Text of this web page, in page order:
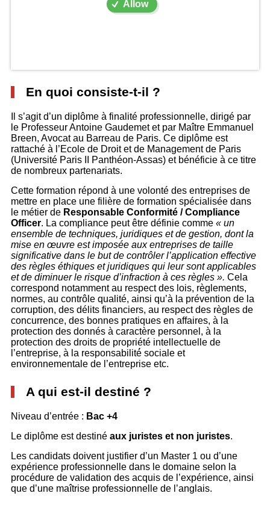
Allow
En quoi consiste-t-il ?
Il s’agit d’un diplôme à finalité professionnelle, dirigé par
le Professeur Antoine Gaudemet et par Maître Emmanuel
Breen, Avocat au Barreau de Paris. Ce diplôme est
rattaché à l’Ecole de Droit et de Management de Paris
(Université Paris II Panthéon-Assas) et bénéficie à ce titre
de nombreux partenariats.
Cette formation répond à une volonté des entreprises de
mettre en place une filière de formation spécialisée dans
le métier de Responsable Conformité / Compliance
Officer. La compliance peut être définie comme « un
ensemble de techniques, juridiques et de gestion, dont la
mise en œuvre est imposée aux entreprises de taille
significative dans le but de contrôler l’application effective
des règles éthiques et juridiques qui leur sont applicables
et de diminuer le risque d’infraction à ces règles». Cela
correspond notamment au respect des lois, règlements,
normes, au contrôle qualité, ainsi qu’à la prévention de la
corruption, des délits financiers, au respect des règles de
concurrence, des bonnes pratiques en affaires, à la
protection des donnés à caractère personnel, à la
protection des droits de propriété intellectuelle de
l’entreprise, à la responsabilité́ sociale et
environnementale de l’entreprise etc.
A qui est-il destiné ?
Niveau d’entrée : Bac +4
Le diplôme est destiné aux juristes et non juristes.
Les candidats doivent justifier d’un Master 1 ou d’une
expérience professionnelle dans le domaine selon la
procédure de validation des acquis de l’expérience, ainsi
que d’une maîtrise professionnelle de l’anglais.